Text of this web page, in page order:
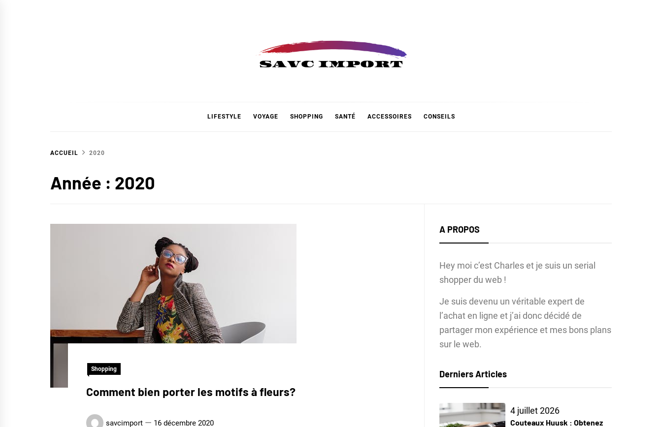
SAVC IMPORT
LIFESTYLE VOYAGE SHOPPING SANTÉ ACCESSOIRES CONSEILS
ACCUEIL 2020
Année : 2020
Shopping
Comment bien porter les motifs à fleurs?
savcimport 16 décembre 2020
A PROPOS
Hey moi c’est Charles et je suis un serial
shopper du web !
Je suis devenu un véritable expert de
l’achat en ligne et j’ai donc décidé de
partager mon expérience et mes bons plans
sur le web.
Derniers Articles
4 juillet 2026
Couteaux Huusk : Obtenez